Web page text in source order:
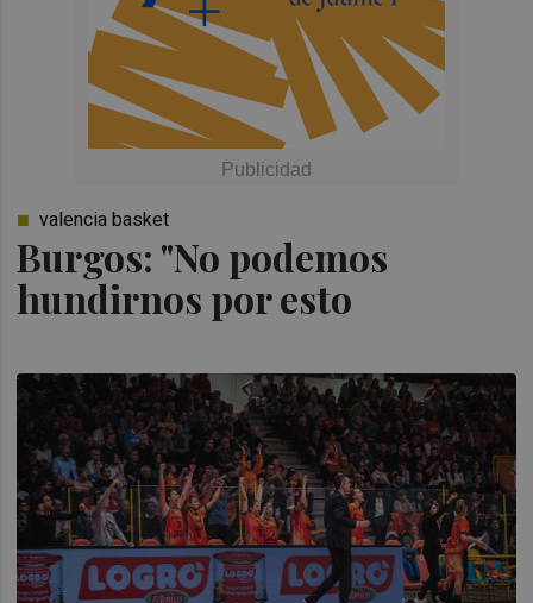
Burgos: "No podemos
hundirnos por esto
valencia basket